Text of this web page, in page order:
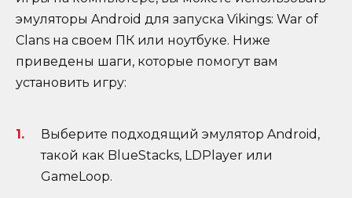
эмуляторы Android для запуска Vikings: War of
Clans на своем ПК или ноутбуке. Ниже
приведены шаги, которые помогут вам
установить игру:
Выберите подходящий эмулятор Android,
такой как BlueStacks, LDPlayer или
GameLoop.